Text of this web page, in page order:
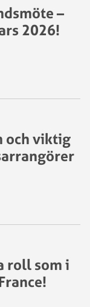
–
2026!
och viktig
roll som i